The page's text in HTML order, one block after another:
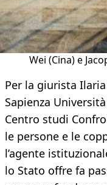
Wei (Cina) e
Per la giurista
Sapienza
Centro studi
le persone e le
l’agente
lo Stato offre fa